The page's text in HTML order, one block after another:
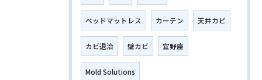
ベッドマットレス カーテン 天井カビ
カビ退治 壁カビ 宜野座
Mold Solutions